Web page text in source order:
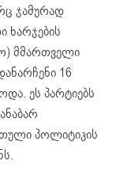
ჯამურად
ხარჯების
მმართველი
16
ეს პარტიებს
პოლიტიკის